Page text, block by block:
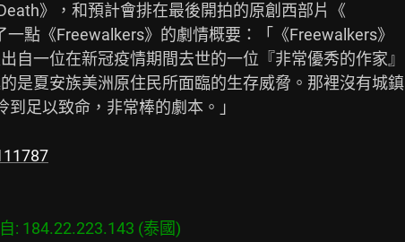
》，和預計會排在最後開拍的原創西部片《
點《Freewalkers》的劇情概要：「《Freewalkers》
自一位在新冠疫情期間去世的一位『非常優秀的作家』
是夏安族美洲原住民所面臨的生存威脅。那裡沒有城鎮
到足以致命，非常棒的劇本。」
: 184.22.223.143 (泰國)